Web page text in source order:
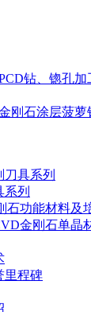
钻、锪孔
刚石涂层菠萝
刀具系列
系列
石功能材料及
金刚石单晶
里程碑